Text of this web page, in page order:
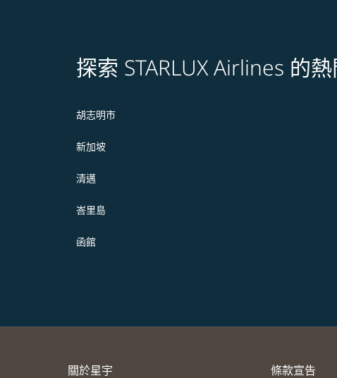
探索 STARLUX Airlines 的
胡志明市
新加坡
清邁
峇里島
函館
關於星宇 條款宣告